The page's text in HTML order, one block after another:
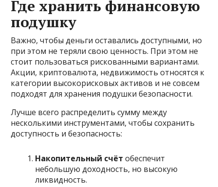
Где хранить финансовую
подушку
Важно, чтобы деньги оставались доступными, но
при этом не теряли свою ценность. При этом не
стоит пользоваться рискованными вариантами.
Акции, криптовалюта, недвижимость относятся к
категории высокорисковых активов и не совсем
подходят для хранения подушки безопасности.
Лучше всего распределить сумму между
несколькими инструментами, чтобы сохранить
доступность и безопасность:
Накопительный счётобеспечит
небольшую доходность, но высокую
ликвидность.